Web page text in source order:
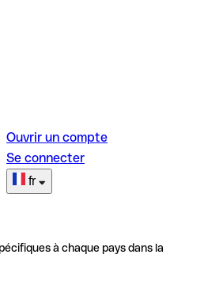
Ouvrir un compte
Se connecter
fr
à chaque pays dans la